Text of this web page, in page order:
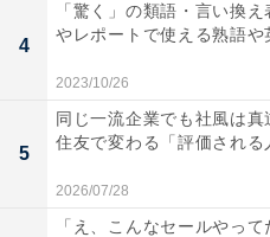
第1位：旅行（313人）
そして第1位は、「旅行」
占めます。「普段の大型連
を挟んでゆっくり旅したい
受けられました。
4
「驚く」の類語・言い換
やレポートで使える熟語や
2023/10/26
5
同じ一流企業でも社風は真
住友で変わる「評価される
2026/07/28
「え、こんなセールやっ